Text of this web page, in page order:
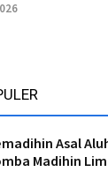
Asal
Madihin